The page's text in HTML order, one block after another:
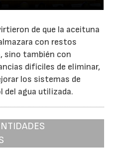
de que la aceituna
con restos
sino también con
difíciles de eliminar,
los sistemas de
del agua utilizada.